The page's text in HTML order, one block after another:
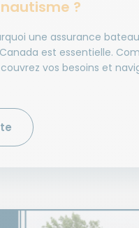
?
une assurance bateau
est essentielle.
vos besoins et